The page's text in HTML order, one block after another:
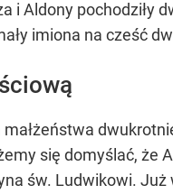
i Aldony pochodziły
imiona na cześć
się domyślać, że
św. Ludwikowi.